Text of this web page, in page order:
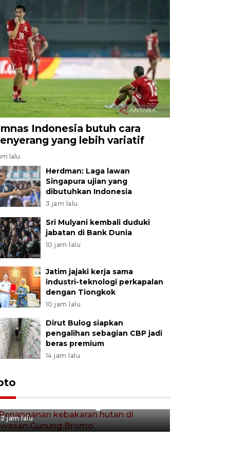
Indonesia butuh cara
yang lebih variatif
lalu
Herdman: Laga lawan
Singapura ujian yang
dibutuhkan Indonesia
3 jam lalu
Sri Mulyani kembali duduki
jabatan di Bank Dunia
10 jam lalu
Jatim jajaki kerja sama
industri-teknologi perkapalan
dengan Tiongkok
10 jam lalu
Dirut Bulog siapkan
pengalihan sebagian CBP jadi
beras premium
14 jam lalu
Penanganan kebakaran hutan
2 jam lalu